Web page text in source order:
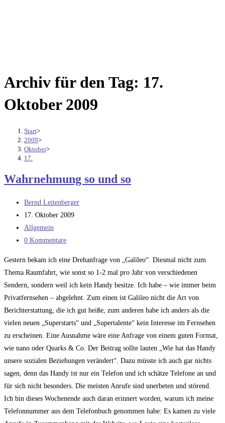
Archiv für den Tag: 17.
Oktober 2009
Start>
2009>
Oktober>
17.
Wahrnehmung so und so
Beitrags-
Autor:
Bernd Leitenberger
Beitrag
veröffentlicht:
17. Oktober 2009
Beitrags-
Kategorie:
Allgemein
Beitrags-
0 Kommentare
Gestern bekam ich eine Drehanfrage von „Galileo“. Diesmal nicht zum
Thema Raumfahrt, wie sonst so 1-2 mal pro Jahr von verschiedenen
Sendern, sondern weil ich kein Handy besitze. Ich habe – wie immer beim
Privatfernsehen – abgelehnt. Zum einen ist Galileo nicht die Art von
Berichterstattung, die ich gut heiße, zum anderen habe ich anders als die
vielen neuen „Superstarts“ und „Supertalente“ kein Interesse im Fernsehen
zu erscheinen. Eine Ausnahme wäre eine Anfrage von einem guten Format,
wie nano oder Quarks & Co. Der Beitrag sollte lauten „Wie hat das Handy
unsere sozialen Beziehungen verändert“. Dazu müsste ich auch gar nichts
sagen, denn das Handy ist nur ein Telefon und ich schätze Telefone an und
für sich nicht besonders. Die meisten Anrufe sind unerbeten und störend.
Ich bin dieses Wochenende auch daran erinnert worden, warum ich meine
Telefonnummer aus dem Telefonbuch genommen habe: Es kamen zu viele